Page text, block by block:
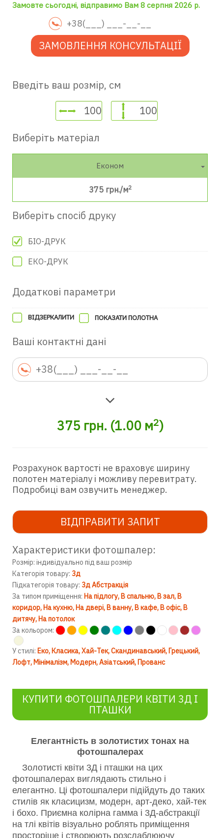
Замовте сьогодні, відправимо Вам 8 серпня 2026 р.
ЗАМОВЛЕННЯ КОНСУЛЬТАЦІЇ
Введіть ваш розмір, см
Виберіть матеріал
Економ
375 грн./м2
Виберіть спосіб друку
БІО-ДРУК
ЕКО-ДРУК
Додаткові параметри
ВІДЗЕРКАЛИТИ ПОКАЗАТИ ПОЛОТНА
Ваші контактні дані
375 грн. (1.00м2)
Розрахунок вартості не враховує ширину
полотен матеріалу і можливу перевитрату.
Подробиці вам озвучить менеджер.
ВІДПРАВИТИ ЗАПИТ
Характеристики фотошпалер:
Розмір: індивідуально під ваш розмір
Категорія товару: 3д
Підкатегорія товару: 3д Абстракція
За типом приміщення: На підлогу В спальню В зал В
коридор На кухню На двері В ванну В кафе В офіс В
дитячу На потолок
За кольором:
У стилі: Еко Класика Хай-Тек Скандинавський Грецький
Лофт Мінімалізм Модерн Азіатський Прованс
КУПИТИ ФОТОШПАЛЕРИ КВІТИ 3Д І
ПТАШКИ
Елегантність в золотистих тонах на
фотошпалерах
Золотисті квіти 3Д і пташки на цих
фотошпалерах виглядають стильно і
елегантно. Ці фотошпалери підійдуть до таких
стилів як класицизм, модерн, арт-деко, хай-тек
і бохо. Приємна колірна гамма і 3Д-абстракції
на тлі квітів візуально роблять приміщення
просторіше і створюють розслаблюючу